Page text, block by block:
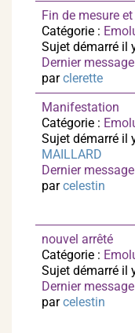
Fin de mesure
Catégorie :
Sujet démarré il
Dernier message
parclerette
Manifestation
Catégorie :
Sujet démarré il
MAILLARD
Dernier message
parcelestin
nouvel arrêté
Catégorie :
Sujet démarré il
Dernier message
parcelestin